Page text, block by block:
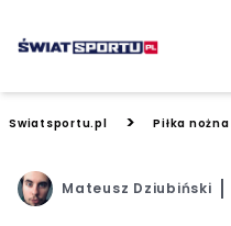
Swiatsportu.pl > Piłka nożna
Mateusz Dziubiński